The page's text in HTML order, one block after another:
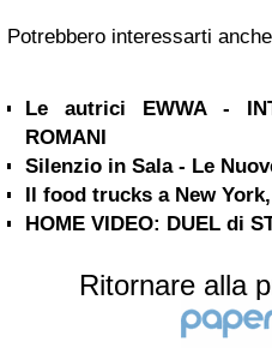
Potrebbero interessarti
Le autrici EWWA -
ROMANI
Silenzio in Sala - Le
Il food trucks a New
HOME VIDEO: DUEL di
Ritornare alla